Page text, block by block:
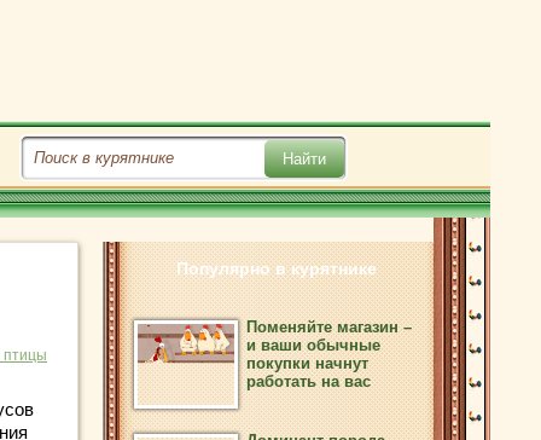
птицы
Популярно в курятнике
Поменяйте магазин –
и ваши обычные
покупки начнут
работать на вас